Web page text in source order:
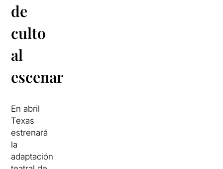
de
culto
al
escenario
En abril
Texas
estrenará
la
adaptación